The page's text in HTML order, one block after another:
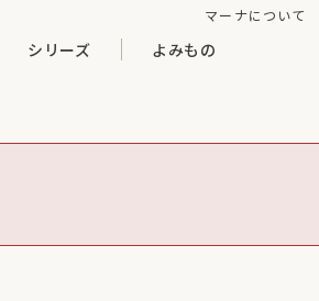
シリーズ よみもの
マーナについて